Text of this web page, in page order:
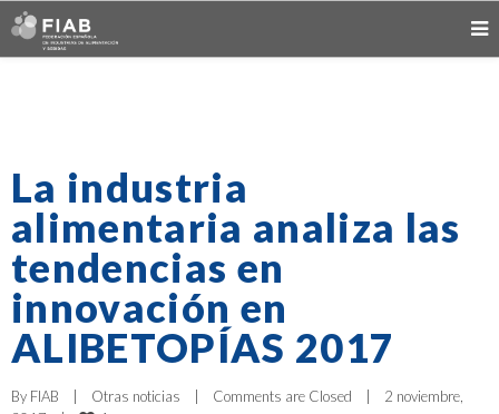
La industria
alimentaria analiza las
tendencias en
innovación en
ALIBETOPÍAS 2017
By FIAB Otras noticias Comments are Closed
2 noviembre,